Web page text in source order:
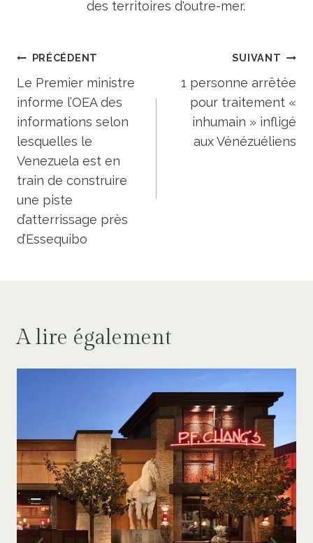
des territoires d'outre-mer.
Navigation
de
l’article
PRÉCÉDENT
Le Premier ministre
informe l’OEA des
informations selon
lesquelles le
Venezuela est en
train de construire
une piste
d’atterrissage près
d’Essequibo
SUIVANT
1 personne arrêtée
pour traitement «
inhumain » infligé
aux Vénézuéliens
A lire également